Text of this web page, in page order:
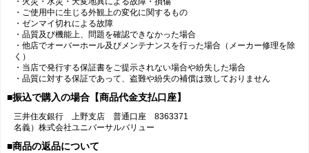
・ご使用中に生じる外観上の変化に関するもの
・ゼンマイ切れによる故障
・品質及び機能上、問題を確認できなかった場合
・他店でオーバーホール及びメンテナンスを行った場合（メーカー修理を除
く）
・当店で発行する保証書をご提示されない場合や紛失した場合
・品質に対する保証であって、盗難や紛失の補償は致しておりません
■振込で購入の場合【商品代金支払口座】
三井住友銀行 上野支店 普通口座 8363371
名義）株式会社ユニバーサルバリュー
■商品の返品について